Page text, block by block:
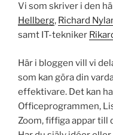
Vi som skriver i den
Hellberg, Richard
samt IT-tekniker
Här i bloggen vill vi
som kan göra din
effektivare. Det kan
Officeprogrammen,
Zoom, fiffiga appar